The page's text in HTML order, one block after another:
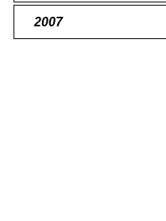
2007